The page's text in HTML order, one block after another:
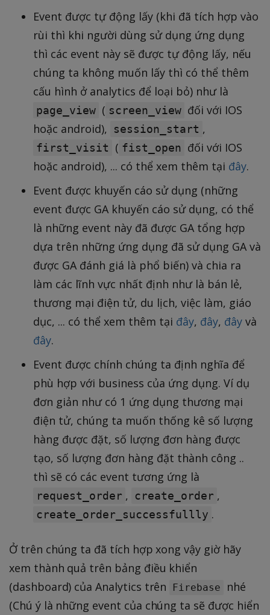
Event được tự động lấy (khi đã tích hợp vào
rùi thì khi người dùng sử dụng ứng dụng
thì các event này sẽ được tự động lấy, nếu
chúng ta không muốn lấy thì có thể thêm
cấu hình ở analytics để loại bỏ) như là
page_view ( screen_view đối với IOS
hoặc android),
session_start ,
first_visit ( fist_open đối với IOS
hoặc android), ... có thể xem thêm tại đây.
Event được khuyến cáo sử dụng (những
event được GA khuyến cáo sử dụng, có thể
là những event này đã được GA tổng hợp
dựa trên những ứng dụng đã sử dụng GA và
được GA đánh giá là phổ biến) và chia ra
làm các lĩnh vực nhất định như là bán lẻ,
thương mại điện tử, du lịch, việc làm, giáo
dục, ... có thể xem thêm tại đây, đây, đây và
đây.
Event được chính chúng ta định nghĩa để
phù hợp với business của ứng dụng. Ví dụ
đơn giản như có 1 ứng dụng thương mại
điện tử, chúng ta muốn thống kê số lượng
hàng được đặt, số lượng đơn hàng được
tạo, số lượng đơn hàng đặt thành công ..
thì sẽ có các event tương ứng là
request_order , create_order ,
create_order_successfullly .
Ở trên chúng ta đã tích hợp xong vậy giờ hãy
xem thành quả trên bảng điều khiển
(dashboard) của Analytics trên
Firebase
nhé
(Chú ý là những event của chúng ta sẽ được hiển